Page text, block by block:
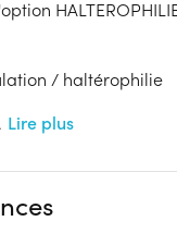
/ haltérophilie
Lire plus